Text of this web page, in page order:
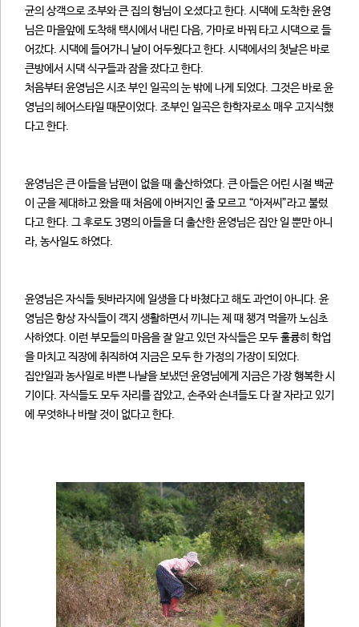
균의 상객으로 조부와 큰 집의 형님이 오셨다고 한다. 시댁에 도착한 윤영
님은 마을앞에 도착해 택시에서 내린 다음, 가마로 바꿔 타고 시댁으로 들
어갔다. 시댁에 들어가니 날이 어두웠다고 한다. 시댁에서의 첫날은 바로
큰방에서 시댁 식구들과 잠을 잤다고 한다.
처음부터 윤영님은 시조 부인 일곡의 눈 밖에 나게 되었다. 그것은 바로 윤
영님의 헤어스타일 때문이었다. 조부인 일곡은 한학자로소 매우 고지식했
다고 한다.
윤영님은 큰 아들을 남편이 없을 때 출산하였다. 큰 아들은 어린 시절 백균
이 군을 제대하고 왔을 때 처음에 아버지인 줄 모르고 “아저씨”라고 불렀
다고 한다. 그 후로도 3명의 아들을 더 출산한 윤영님은 집안 일 뿐만 아니
라, 농사일도 하였다.
윤영님은 자식들 뒷바라지에 일생을 다 바쳤다고 해도 과언이 아니다. 윤
영님은 항상 자식들이 객지 생활하면서 끼니는 제 때 챙겨 먹을까 노심초
사하였다. 이런 부모들의 마음을 잘 알고 있던 자식들은 모두 훌륭히 학업
을 마치고 직장에 취직하여 지금은 모두 한 가정의 가장이 되었다.
집안일과 농사일로 바쁜 나날을 보냈던 윤영님에게 지금은 가장 행복한 시
기이다. 자식들도 모두 자리를 잡았고, 손주와 손녀들도 다 잘 자라고 있기
에 무엇하나 바랄 것이 없다고 한다.